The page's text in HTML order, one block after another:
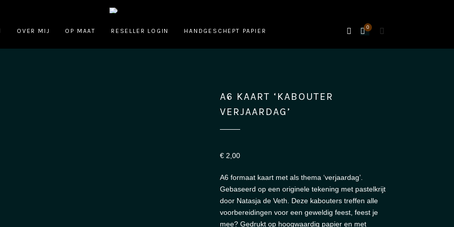
OVER MIJ OP MAAT RESELLER LOGIN HANDGESCHEPT PAPIER SEARCH
Cart
0
A6 KAART ‘KABOUTER
VERJAARDAG’
€ 2,00
A6 formaat kaart met als thema ‘verjaardag’.
Gebaseerd op een originele tekening met pastelkrijt
door Natasja de Veth. Deze kabouters treffen alle
voorbereidingen voor een geweldig feest, feest je
mee? Gedrukt op hoogwaardig papier en met